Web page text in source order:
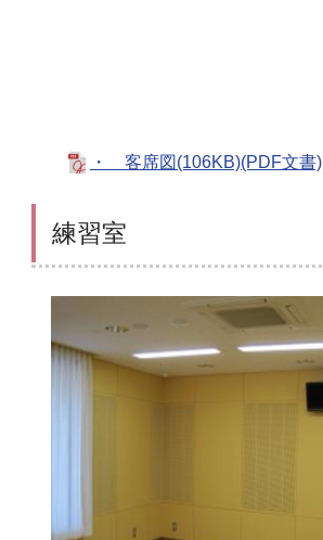
・ 客席図(106KB)(PDF文書)
練習室